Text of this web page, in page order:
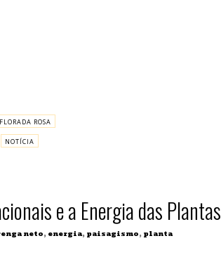
FLORADA ROSA
NOTÍCIA
e a Energia das Plantas
neto, energia, paisagismo, planta